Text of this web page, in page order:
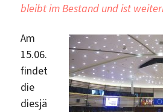
bleibt im Bestand und ist
Am
15.06.
findet
die
diesjä